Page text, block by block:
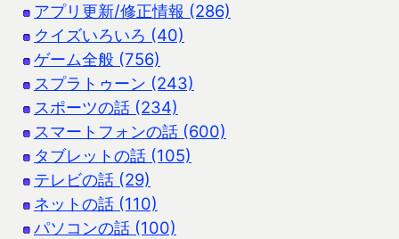
アプリ更新/修正情報 (286)
クイズいろいろ (40)
ゲーム全般 (756)
スプラトゥーン (243)
スポーツの話 (234)
スマートフォンの話 (600)
タブレットの話 (105)
テレビの話 (29)
ネットの話 (110)
パソコンの話 (100)